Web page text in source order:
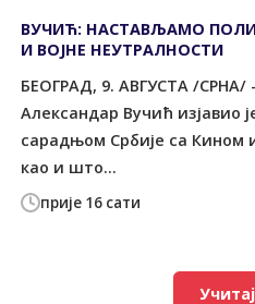
прије 16 сати
ВУЧИЋ: НАСТАВЉАМО
И ВОЈНЕ НЕУТРАЛНОСТИ
БЕОГРАД, 9. АВГУСТА /СРНА/
Александар Вучић изјавио
сарадњом Србије са
као и што...